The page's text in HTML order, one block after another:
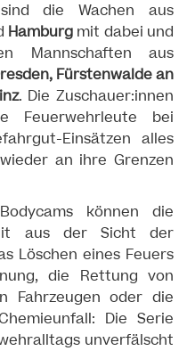
die Wachen aus
Hamburg mit dabei und
Mannschaften aus
Fürstenwalde an
. Die Zuschauer:innen
Feuerwehrleute bei
Einsätzen alles
an ihre Grenzen
können die
aus der Sicht der
Löschen eines Feuers
die Rettung von
Fahrzeugen oder die
Die Serie
unverfälscht